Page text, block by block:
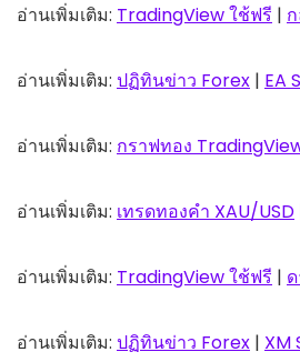
อ่านเพิ่มเติม: TradingView ใช้ฟรี |
อ่านเพิ่มเติม: ปฏิทินข่าว Forex | EA
อ่านเพิ่มเติม: กราฟทอง
อ่านเพิ่มเติม: เทรดทองคำ XAU/USD
อ่านเพิ่มเติม: TradingView ใช้ฟรี |
อ่านเพิ่มเติม: ปฏิทินข่าว Forex | XM